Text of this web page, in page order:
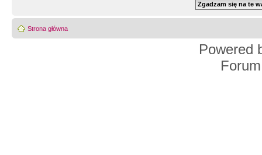
Strona główna
Powered